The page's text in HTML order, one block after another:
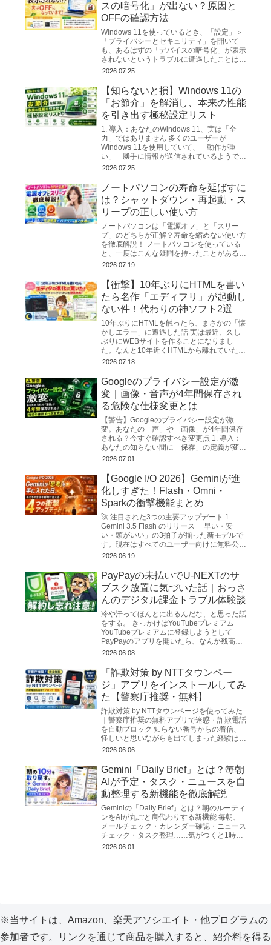
スの暗号化」が出ない？原因と
OFFの確認方法
Windows 11を使っているとき、「設定」＞
「プライバシーとセキュリティ」を開いて
も、あるはずの「デバイスの暗号化」が表示
されないというトラブルに遭遇したことはあ
りませんか？ 「暗号化を解除（OFF）した
2026.07.25
【知らないと損】Windows 11の
「お節介」を解消し、本来の性能
を引き出す極秘設定リスト
1. 導入：あなたのWindows 11、実は「全
力」ではありません 多くのユーザーが
Windows 11を使用していて、「動作が重
い」「勝手に情報が送信されているようで不
安だ」と感じるのは、決して気のせいではあ
2026.07.25
ノートパソコンの寿命を延ばすに
は？シャットダウン・再起動・ス
リープの正しい使い方
ノートパソコンは「電源オフ」と「スリー
プ」のどちらが正解？寿命を縮めない使い方
を徹底解説！ ノートパソコンを使っている
と、一度はこんな疑問を持ったことがあるの
ではないでしょうか。 「毎日シャットダウ
2026.07.19
【衝撃】10年ぶりにHTMLを書い
たら名作「エディフリ」が起動し
ない件！代わりの神ソフト2選
10年ぶりにHTMLを触ったら、まさかの「懐
かしエラー」に遭遇した話 実は最近、久し
ぶりにWEBサイトを作ることになりまし
た。なんと10年近くHTMLから離れていたの
で、勘を取り戻すのに必死…。とりあえず慣
2026.07.18
Googleのプライバシー設定が激
変｜画像・音声が4年間保存され
る危険な仕様変更とは
【警告】Googleのプライバシー設定が激
変。あなたの「声」や「画像」が4年間保存
される？今すぐ確認すべき変更点 1. 導入：
あなたの知らない間に「保存」の定義が変わ
った ITジャーナリスト、そしてプライバシ
2026.07.01
【Google I/O 2026】Geminiが進
化しすぎた！Flash・Omni・
Sparkの衝撃機能まとめ
🚀 注目された3つの主要アップデート 1.
Gemini 3.5 Flash のリリース 「早い・安
い・頭がいい」の3拍子が揃った新モデルで
す。現在はすべてのユーザー向けに無料公開
されています。 超高速な...
2026.06.19
PayPayの未払いでU-NEXTのサ
ブスク放置に気づいた話｜おっさ
んのデジタル課金トラブル体験談
冷や汗ってほんとに出るんだな、と思った話
をする。 きっかけはYouTubeプレミアム
YouTubeプレミアムに登録しようとして
PayPayのアプリを開いたら、なんか残高が
妙に少ない。「あれ？使った覚えないけど
2026.06.08
「詐欺対策 by NTTタウンペー
ジ」アプリをインストールしてみ
た【警察庁推奨・無料】
詐欺対策 by NTTタウンページを使ってみた
｜警察庁推奨の無料アプリで迷惑・詐欺電話
を自動ブロック 知らない番号からの着信、
怪しいと思いながらも出てしまった経験はな
いでしょうか？2026年3月、警察庁が公式に
2026.06.06
Gemini「Daily Brief」とは？毎朝
AIが予定・タスク・ニュースを自
動整理する新機能を徹底解説
Geminiの「Daily Brief」とは？朝のルーティ
ンをAIが丸ごと肩代わりする新機能 毎朝、
メールチェック・カレンダー確認・ニュース
チェック・タスク整理……気がつくと1時間
が消えていた、という経験はないだろう
2026.06.01
※当サイトは、Amazon、楽天アソシエイト・他プログラムの
参加者です。リンクを通じて商品を購入すると、紹介料を得る